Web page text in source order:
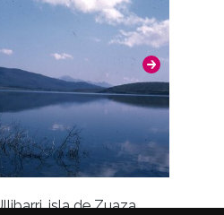
isla de Zuaza